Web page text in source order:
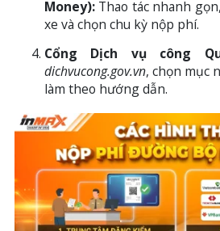
Money): Thao tác nhanh
xe và chọn chu kỳ nộp phí.
Cổng Dịch vụ công
dichvucong.gov.vn, chọn mục
làm theo hướng dẫn.